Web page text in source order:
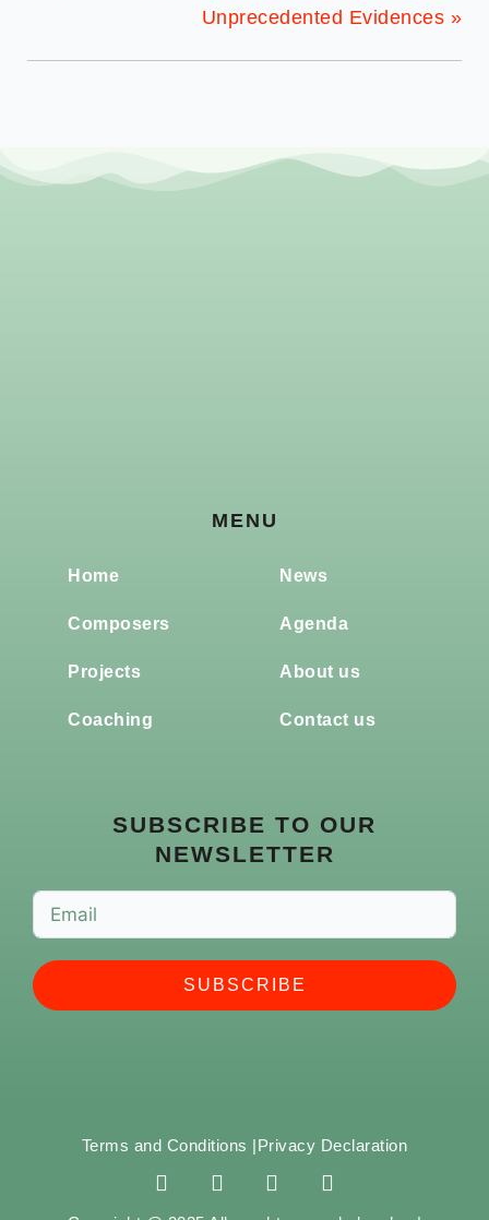
Unprecedented Evidences »
MENU
Home
Composers
Projects
Coaching
News
Agenda
About us
Contact us
SUBSCRIBE TO OUR
NEWSLETTER
SUBSCRIBE
F
a
c
I
n
s
Y
o
u
S
p
Terms and Conditions |Privacy Declaration